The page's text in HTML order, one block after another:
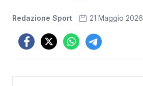
Redazione Sport 21 Maggio 2026